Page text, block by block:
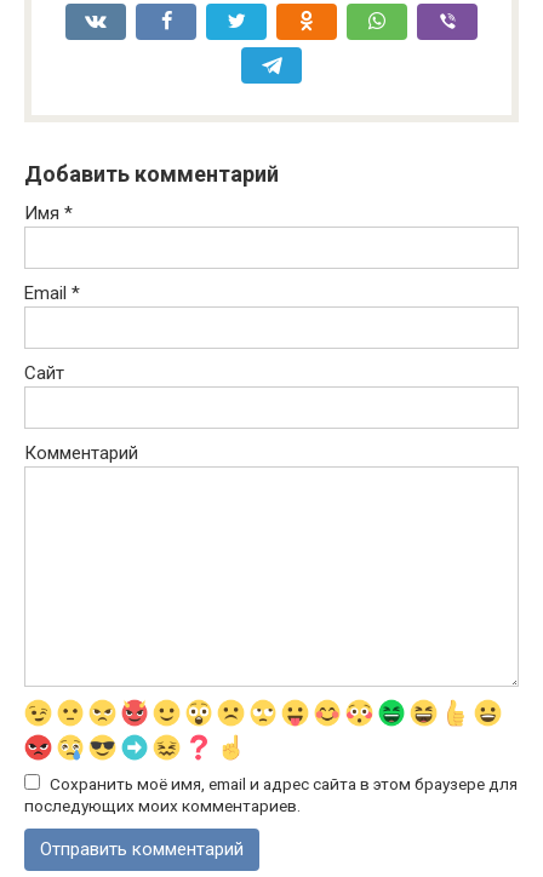
Добавить комментарий
Имя *
Email *
Сайт
Комментарий
Сохранить моё имя, email и адрес сайта в этом браузере для
последующих моих комментариев.